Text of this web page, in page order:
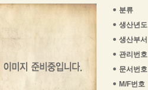
분류
생산년도
생산부서
관리번호
문서번호
M/F번호